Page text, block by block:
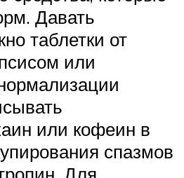
Давать
таблетки от
или
или кофеин в
спазмов
Для